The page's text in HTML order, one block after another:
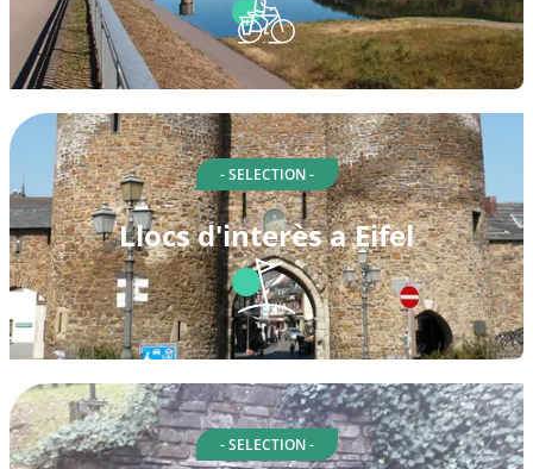
- SELECTION -
Llocs d'interès a Eifel
- SELECTION -